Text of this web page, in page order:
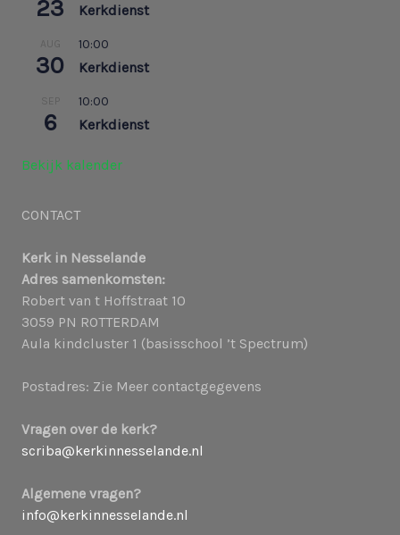
23 Kerkdienst
AUG
30
10:00
Kerkdienst
6
10:00
Kerkdienst
Bekijk kalender
CONTACT
Kerk in Nesselande
Adres samenkomsten:
Robert van t Hoffstraat 10
3059 PN ROTTERDAM
Aula kindcluster 1 (basisschool ’t Spectrum)
Postadres: Zie Meer contactgegevens
Vragen over de kerk?
scriba@kerkinnesselande.nl
Algemene vragen?
info@kerkinnesselande.nl